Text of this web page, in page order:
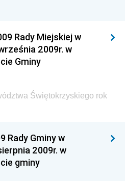
Patentowego
Dyrekcji Dróg
Środowiska
Edukacji
Przemysłu
Finansów i Gospodarki
do Spraw Unii
Rady Miejskiej w
2009r. w
Gminy
Świętokrzyskiego rok
Rady Gminy w
2009r. w
gminy